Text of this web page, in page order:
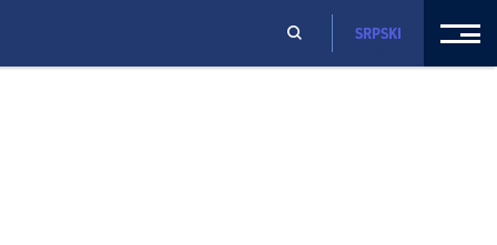
SRPSKI